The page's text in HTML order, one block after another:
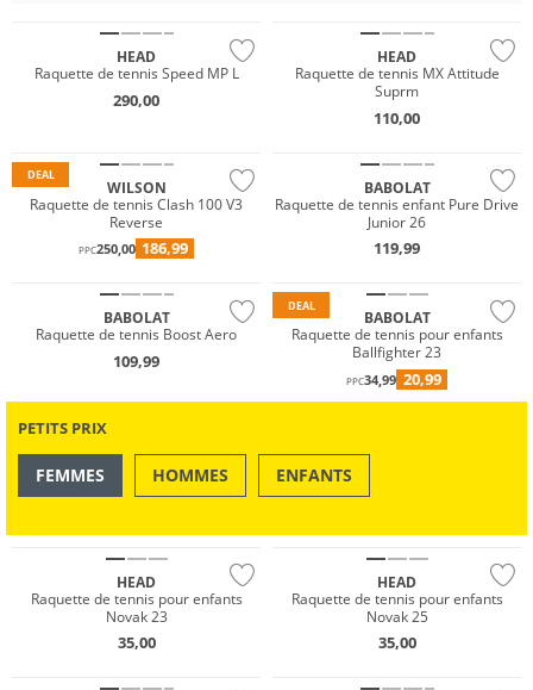
HEAD
Raquette de tennis Speed MP L
290,00
HEAD
Raquette de tennis MX Attitude
Suprm
110,00
DEAL
WILSON
Raquette de tennis Clash 100 V3
Reverse
PPC250,00 186,99
BABOLAT
Raquette de tennis enfant Pure Drive
Junior 26
119,99
BABOLAT
Raquette de tennis Boost Aero
109,99
DEAL
BABOLAT
Raquette de tennis pour enfants
Ballfighter 23
PPC34,99 20,99
PETITS PRIX
FEMMES HOMMES ENFANTS
HEAD
Raquette de tennis pour enfants
Novak 23
35,00
HEAD
Raquette de tennis pour enfants
Novak 25
35,00